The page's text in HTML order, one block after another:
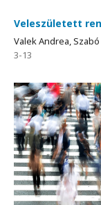
Veleszületett
Valek Andrea,
3-13